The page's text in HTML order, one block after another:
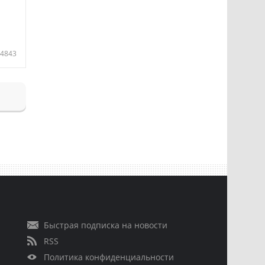
4843
Быстрая подписка на новости
RSS
Политика конфиденциальности